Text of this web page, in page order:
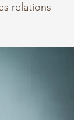
relations